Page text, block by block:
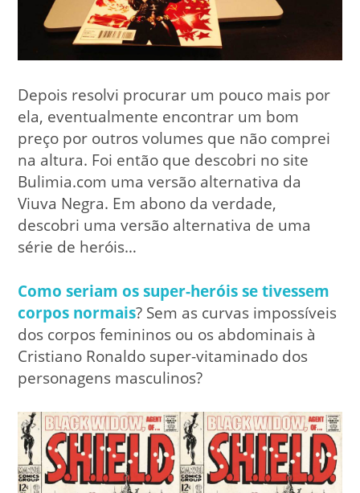
Depois resolvi procurar um pouco mais por
ela, eventualmente encontrar um bom
preço por outros volumes que não comprei
na altura. Foi então que descobri no site
Bulimia.com uma versão alternativa da
Viuva Negra. Em abono da verdade,
descobri uma versão alternativa de uma
série de heróis…
Como seriam os super-heróis se tivessem
corpos normais? Sem as curvas impossíveis
dos corpos femininos ou os abdominais à
Cristiano Ronaldo super-vitaminado dos
personagens masculinos?